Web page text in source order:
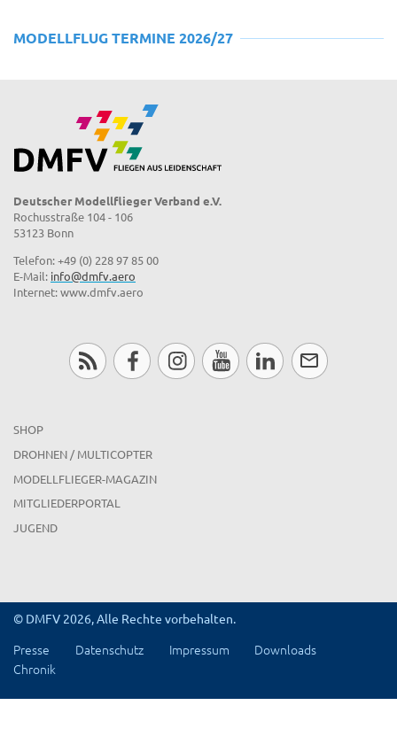
MODELLFLUG TERMINE 2026/27
Deutscher Modellflieger Verband e.V.
Rochusstraße 104 - 106
53123 Bonn
Telefon: +49 (0) 228 97 85 00
E-Mail: info@dmfv.aero
Internet: www.dmfv.aero
SHOP
DROHNEN / MULTICOPTER
MODELLFLIEGER-MAGAZIN
MITGLIEDERPORTAL
JUGEND
© DMFV 2026, Alle Rechte vorbehalten.
Presse Datenschutz Impressum
Downloads
Chronik